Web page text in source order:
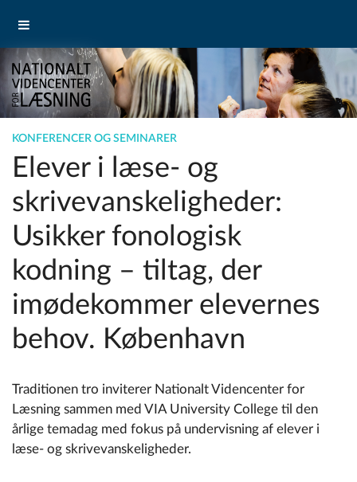
KONFERENCER OG SEMINARER
Elever i læse- og
skrivevanskeligheder:
Usikker fonologisk
kodning – tiltag, der
imødekommer elevernes
behov. København
Traditionen tro inviterer Nationalt Videncenter for
Læsning sammen med VIA University College til den
årlige temadag med fokus på undervisning af elever i
læse- og skrivevanskeligheder.